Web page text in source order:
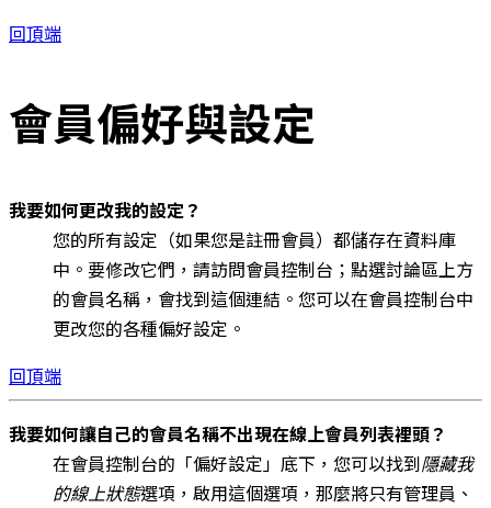
回頂端
會員偏好與設定
我要如何更改我的設定？
您的所有設定（如果您是註冊會員）都儲存在資料庫
中。要修改它們，請訪問會員控制台；點選討論區上方
的會員名稱，會找到這個連結。您可以在會員控制台中
更改您的各種偏好設定。
回頂端
我要如何讓自己的會員名稱不出現在線上會員列表裡頭？
在會員控制台的「偏好設定」底下，您可以找到隱藏我
的線上狀態選項，啟用這個選項，那麼將只有管理員、